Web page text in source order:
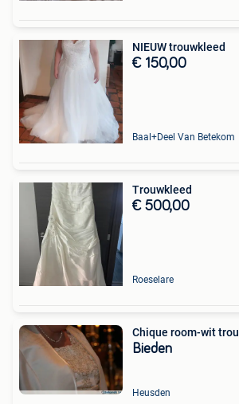
NIEUW trouwkleed
€ 150,00
Baal+Deel Van Betekom
Trouwkleed
€ 500,00
Roeselare
Chique room-wit
Bieden
Heusden